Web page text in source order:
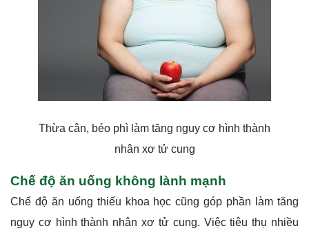
Thừa cân, béo phì làm tăng nguy cơ hình thành
nhân xơ tử cung
Chế độ ăn uống không lành mạnh
Chế độ ăn uống thiếu khoa học cũng góp phần làm tăng
nguy cơ hình thành nhân xơ tử cung. Việc tiêu thụ nhiều